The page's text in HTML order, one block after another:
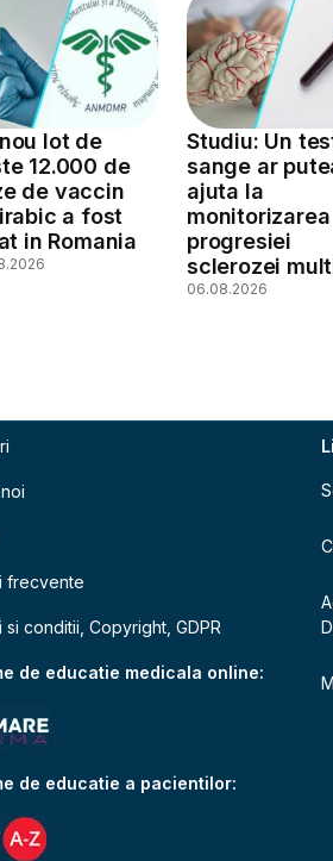
lot de
12.000 de
de vaccin
a fost
in Romania
Studiu: Un
sange ar
ajuta la
monitorizarea
progresiei
sclerozei
06.08.2026
frecvente
si conditii, Copyright, GDPR
de educatie medicala online:
de educatie a pacientilor: